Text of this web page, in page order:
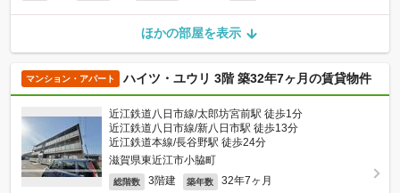
ほかの部屋を表示
マンション・アパート ハイツ・ユウリ 3階 築32年7ヶ月の賃貸物件
近江鉄道八日市線/太郎坊宮前駅 徒歩1分
近江鉄道八日市線/新八日市駅 徒歩13分
近江鉄道本線/長谷野駅 徒歩24分
滋賀県東近江市小脇町
総階数 3階建 築年数 32年7ヶ月